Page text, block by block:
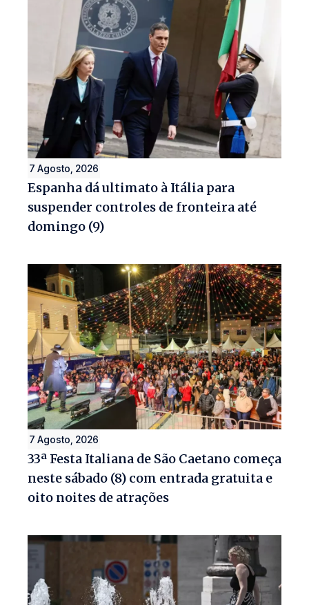
7 Agosto, 2026
Espanha dá ultimato à Itália para
suspender controles de fronteira até
domingo (9)
7 Agosto, 2026
33ª Festa Italiana de São Caetano começa
neste sábado (8) com entrada gratuita e
oito noites de atrações